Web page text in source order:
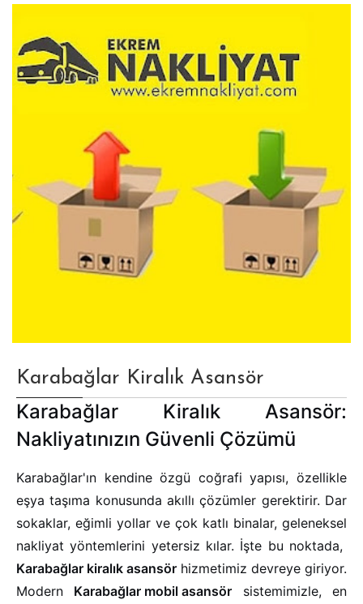
Karabağlar Kiralık Asansör
Karabağlar Kiralık Asansör:
Nakliyatınızın Güvenli Çözümü
Karabağlar'ın kendine özgü coğrafi yapısı, özellikle
eşya taşıma konusunda akıllı çözümler gerektirir. Dar
sokaklar, eğimli yollar ve çok katlı binalar, geleneksel
nakliyat yöntemlerini yetersiz kılar. İşte bu noktada,
Karabağlar kiralık asansör hizmetimiz devreye giriyor.
Modern Karabağlar mobil asansör sistemimizle, en